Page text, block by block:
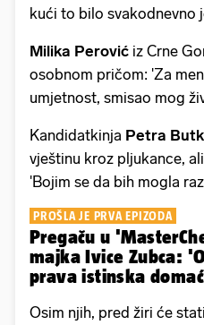
kući to bilo svakodnevno
Milika Perović iz Crne
osobnom pričom: 'Za
umjetnost, smisao mog
Kandidatkinja Petra
vještinu kroz pljukance,
'Bojim se da bih mogla
PROŠLA JE PRVA EPIZODA
Pregaču u
majka Ivice Zubca:
prava istinska
Osim njih, pred žiri će